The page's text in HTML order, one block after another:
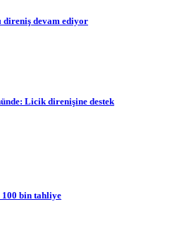
direniş devam ediyor
Licik direnişine destek
bin tahliye